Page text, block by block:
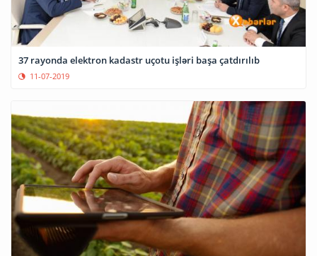
37 rayonda elektron kadastr uçotu işləri başa çatdırılıb
11-07-2019